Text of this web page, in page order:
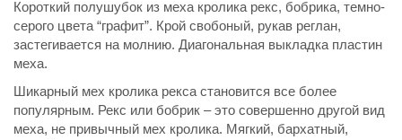
Короткий полушубок из меха кролика рекс, бобрика, темно-
серого цвета “графит”. Крой свобоный, рукав реглан,
застегивается на молнию. Диагональная выкладка пластин
меха.
Шикарный мех кролика рекса становится все более
популярным. Рекс или бобрик – это совершенно другой вид
меха, не привычный мех кролика. Мягкий, бархатный,